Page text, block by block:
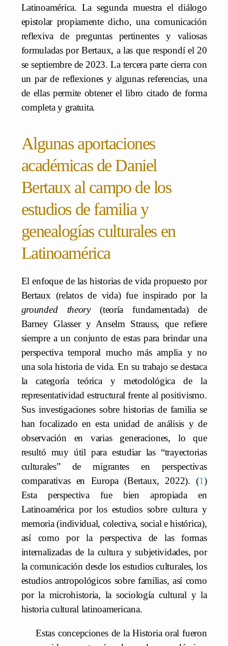
Latinoamérica. La segunda muestra el diálogo
epistolar propiamente dicho, una comunicación
reflexiva de preguntas pertinentes y valiosas
formuladas por Bertaux, a las que respondí el 20
se septiembre de 2023. La tercera parte cierra con
un par de reflexiones y algunas referencias, una
de ellas permite obtener el libro citado de forma
completa y gratuita.
Algunas aportaciones
académicas de Daniel
Bertaux al campo de los
estudios de familia y
genealogías culturales en
Latinoamérica
El enfoque de las historias de vida propuesto por
Bertaux (relatos de vida) fue inspirado por la
grounded theory(teoría fundamentada) de
Barney Glasser y Anselm Strauss, que refiere
siempre a un conjunto de estas para brindar una
perspectiva temporal mucho más amplia y no
una sola historia de vida. En su trabajo se destaca
la categoría teórica y metodológica de la
representatividad estructural frente al positivismo.
Sus investigaciones sobre historias de familia se
han focalizado en esta unidad de análisis y de
observación en varias generaciones, lo que
resultó muy útil para estudiar las “trayectorias
culturales” de migrantes en perspectivas
comparativas en Europa (Bertaux, 2022).
1
Esta perspectiva fue bien apropiada en
Latinoamérica por los estudios sobre cultura y
memoria (individual, colectiva, social e histórica),
así como por la perspectiva de las formas
internalizadas de la cultura y subjetividades, por
la comunicación desde los estudios culturales, los
estudios antropológicos sobre familias, así como
por la microhistoria, la sociología cultural y la
historia cultural latinoamericana.
Estas concepciones de la Historia oral fueron